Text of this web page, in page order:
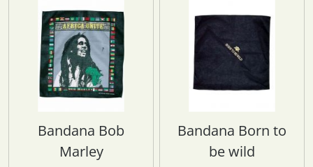
Bandana Bob
Marley
Bandana Born to
be wild